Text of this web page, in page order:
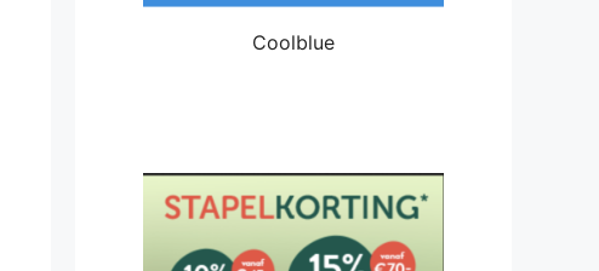
Coolblue